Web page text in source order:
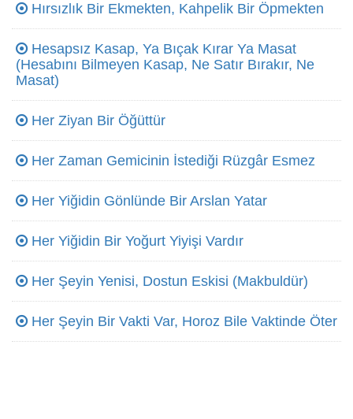
Hırsızlık Bir Ekmekten, Kahpelik Bir Öpmekten
Hesapsız Kasap, Ya Bıçak Kırar Ya Masat
(Hesabını Bilmeyen Kasap, Ne Satır Bırakır, Ne
Masat)
Her Ziyan Bir Öğüttür
Her Zaman Gemicinin İstediği Rüzgâr Esmez
Her Yiğidin Gönlünde Bir Arslan Yatar
Her Yiğidin Bir Yoğurt Yiyişi Vardır
Her Şeyin Yenisi, Dostun Eskisi (Makbuldür)
Her Şeyin Bir Vakti Var, Horoz Bile Vaktinde Öter